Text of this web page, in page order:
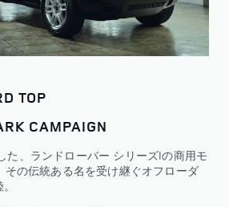
TOP
CAMPAIGN
た、ランドローバー シリーズIの商用モ
その伝統ある名を受け継ぐオフローダ